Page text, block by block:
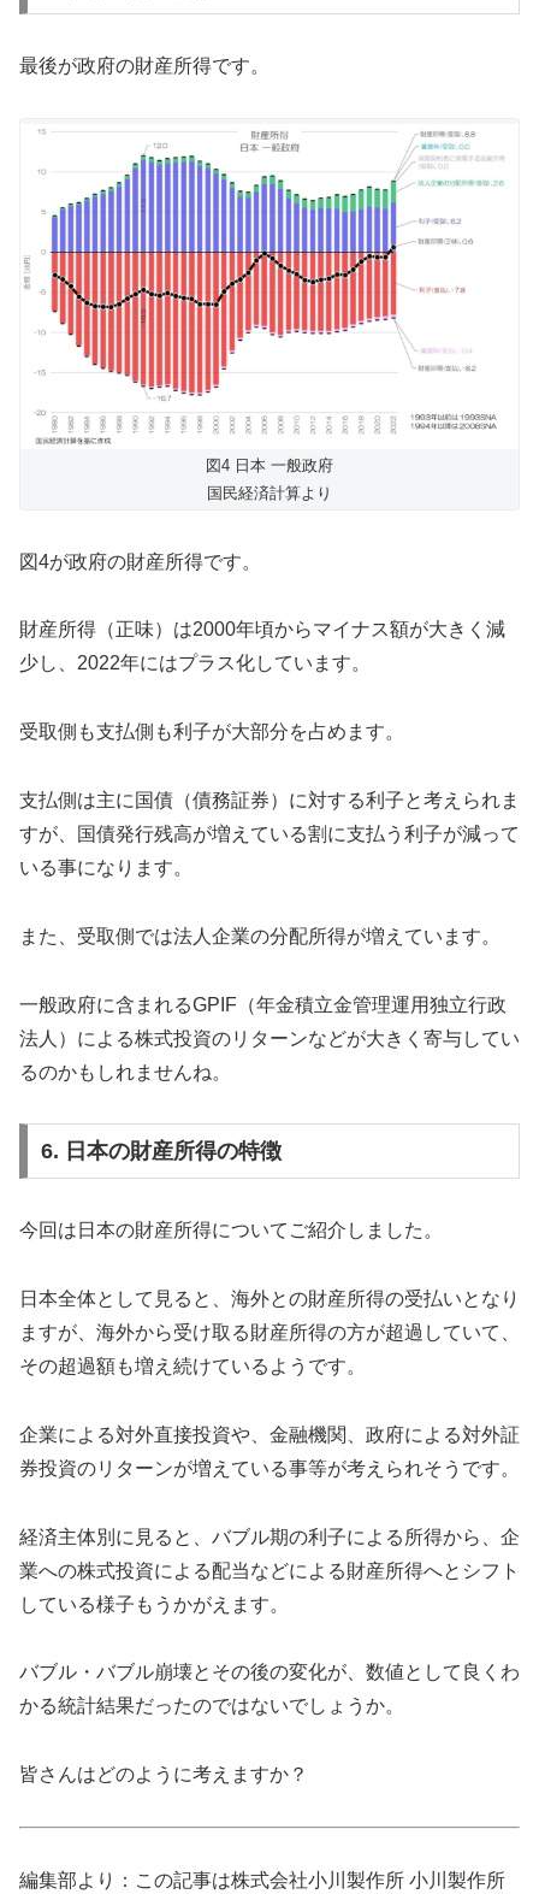
最後が政府の財産所得です。
図4 日本 一般政府
国民経済計算より
図4が政府の財産所得です。
財産所得（正味）は2000年頃からマイナス額が大きく減
少し、2022年にはプラス化しています。
受取側も支払側も利子が大部分を占めます。
支払側は主に国債（債務証券）に対する利子と考えられま
すが、国債発行残高が増えている割に支払う利子が減って
いる事になります。
また、受取側では法人企業の分配所得が増えています。
一般政府に含まれるGPIF（年金積立金管理運用独立行政
法人）による株式投資のリターンなどが大きく寄与してい
るのかもしれませんね。
6. 日本の財産所得の特徴
今回は日本の財産所得についてご紹介しました。
日本全体として見ると、海外との財産所得の受払いとなり
ますが、海外から受け取る財産所得の方が超過していて、
その超過額も増え続けているようです。
企業による対外直接投資や、金融機関、政府による対外証
券投資のリターンが増えている事等が考えられそうです。
経済主体別に見ると、バブル期の利子による所得から、企
業への株式投資による配当などによる財産所得へとシフト
している様子もうかがえます。
バブル・バブル崩壊とその後の変化が、数値として良くわ
かる統計結果だったのではないでしょうか。
皆さんはどのように考えますか？
編集部より：この記事は株式会社小川製作所 小川製作所